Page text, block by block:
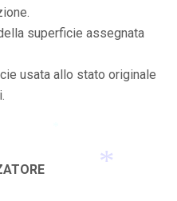
superficie assegnata
usata allo stato originale
*